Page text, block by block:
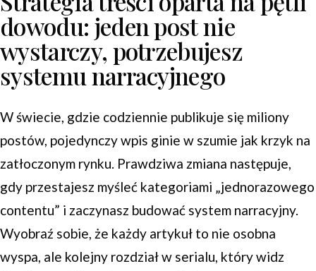
dowodu: jeden post nie
wystarczy, potrzebujesz
systemu narracyjnego
W świecie, gdzie codziennie publikuje się miliony
postów, pojedynczy wpis ginie w szumie jak krzyk na
zatłoczonym rynku. Prawdziwa zmiana następuje,
gdy przestajesz myśleć kategoriami „jednorazowego
contentu” i zaczynasz budować system narracyjny.
Wyobraź sobie, że każdy artykuł to nie osobna
wyspa, ale kolejny rozdział w serialu, który widz